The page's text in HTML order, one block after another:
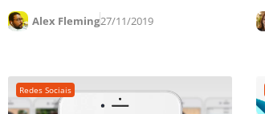
Alex Fleming27/11/2019
Redes Sociais